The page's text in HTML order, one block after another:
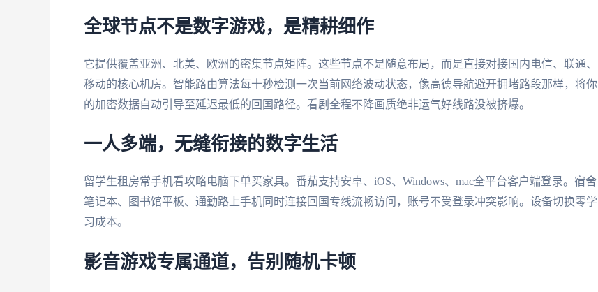
全球节点不是数字游戏，是精耕细作
它提供覆盖亚洲、北美、欧洲的密集节点矩阵。这些节点不是随意布局，而是直接对接国内电信、联通、
移动的核心机房。智能路由算法每十秒检测一次当前网络波动状态，像高德导航避开拥堵路段那样，将你
的加密数据自动引导至延迟最低的回国路径。看剧全程不降画质绝非运气好线路没被挤爆。
一人多端，无缝衔接的数字生活
留学生租房常手机看攻略电脑下单买家具。番茄支持安卓、iOS、Windows、mac全平台客户端登录。宿舍
笔记本、图书馆平板、通勤路上手机同时连接回国专线流畅访问，账号不受登录冲突影响。设备切换零学
习成本。
影音游戏专属通道，告别随机卡顿